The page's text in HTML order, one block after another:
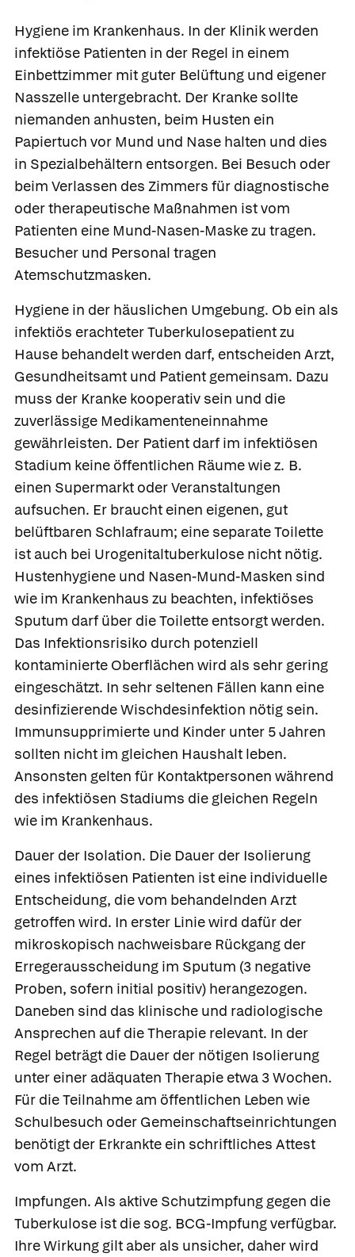
Hygiene im Krankenhaus. In der Klinik werden
infektiöse Patienten in der Regel in einem
Einbettzimmer mit guter Belüftung und eigener
Nasszelle untergebracht. Der Kranke sollte
niemanden anhusten, beim Husten ein
Papiertuch vor Mund und Nase halten und dies
in Spezialbehältern entsorgen. Bei Besuch oder
beim Verlassen des Zimmers für diagnostische
oder therapeutische Maßnahmen ist vom
Patienten eine Mund-Nasen-Maske zu tragen.
Besucher und Personal tragen
Atemschutzmasken.
Hygiene in der häuslichen Umgebung. Ob ein als
infektiös erachteter Tuberkulosepatient zu
Hause behandelt werden darf, entscheiden Arzt,
Gesundheitsamt und Patient gemeinsam. Dazu
muss der Kranke kooperativ sein und die
zuverlässige Medikamenteneinnahme
gewährleisten. Der Patient darf im infektiösen
Stadium keine öffentlichen Räume wie z. B.
einen Supermarkt oder Veranstaltungen
aufsuchen. Er braucht einen eigenen, gut
belüftbaren Schlafraum; eine separate Toilette
ist auch bei Urogenitaltuberkulose nicht nötig.
Hustenhygiene und Nasen-Mund-Masken sind
wie im Krankenhaus zu beachten, infektiöses
Sputum darf über die Toilette entsorgt werden.
Das Infektionsrisiko durch potenziell
kontaminierte Oberflächen wird als sehr gering
eingeschätzt. In sehr seltenen Fällen kann eine
desinfizierende Wischdesinfektion nötig sein.
Immunsupprimierte und Kinder unter 5 Jahren
sollten nicht im gleichen Haushalt leben.
Ansonsten gelten für Kontaktpersonen während
des infektiösen Stadiums die gleichen Regeln
wie im Krankenhaus.
Dauer der Isolation. Die Dauer der Isolierung
eines infektiösen Patienten ist eine individuelle
Entscheidung, die vom behandelnden Arzt
getroffen wird. In erster Linie wird dafür der
mikroskopisch nachweisbare Rückgang der
Erregerausscheidung im Sputum (3 negative
Proben, sofern initial positiv) herangezogen.
Daneben sind das klinische und radiologische
Ansprechen auf die Therapie relevant. In der
Regel beträgt die Dauer der nötigen Isolierung
unter einer adäquaten Therapie etwa 3 Wochen.
Für die Teilnahme am öffentlichen Leben wie
Schulbesuch oder Gemeinschaftseinrichtungen
benötigt der Erkrankte ein schriftliches Attest
vom Arzt.
Impfungen. Als aktive Schutzimpfung gegen die
Tuberkulose ist die sog. BCG-Impfung verfügbar.
Ihre Wirkung gilt aber als unsicher, daher wird